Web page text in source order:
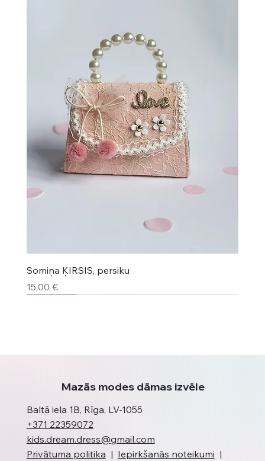
Somiņa ĶIRSIS, persiku
Cena
15,00 €
Mazās modes dāmas izvēle
Baltā iela 1B, Rīga, LV-1055
+371 22359072
kids.dream.dress@gmail.com
Privātuma politika | Iepirkšanās noteikumi |